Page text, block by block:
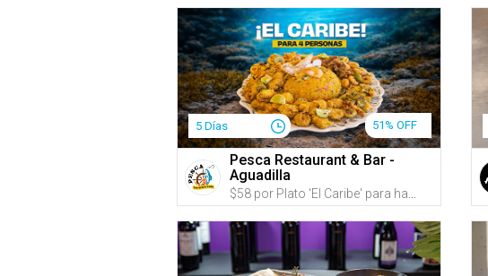
5 Días 51% OFF
Pesca Restaurant & Bar -
Aguadilla